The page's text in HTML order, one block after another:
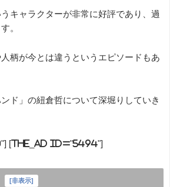
キャラクターが非常に好評であり、過
。
柄が今とは違うというエピソードもあ
ド」の紐倉哲について深堀りしていき
[the_ad id="5494"]
非表示